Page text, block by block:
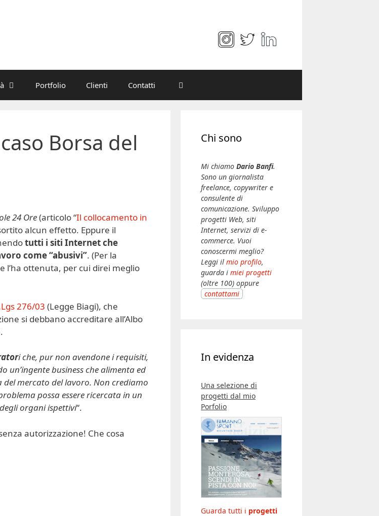
Portfolio Clienti Contatti
Borsa del
24 Ore(articolo “Il collocamento in
alcun effetto. Eppure il
tutti i siti Internet che
come “abusivi”. (Per la
l’ha ottenuta, per cui direi meglio
276/03 (Legge Biagi), che
si debbano accreditare all’Albo
i che, pur non avendone i requisiti,
un’ingente business che alimenta ed
mercato del lavoro. Non crediamo
possa essere ricercata in un
organi ispettivi“.
autorizzazione! Che cosa
Chi sono
Mi chiamo Dario Banfi.
Sono un giornalista
freelance, copywriter e
consulente di
comunicazione. Sviluppo
progetti Web, siti
Internet, servizi di e-
commerce. Vuoi
conoscermi meglio?
Leggi il mio profilo,
guarda i miei progetti
(oltre 100) oppure
contattami
In evidenza
Una selezione di
progetti dal mio
Porfolio
Guarda tutti i progetti